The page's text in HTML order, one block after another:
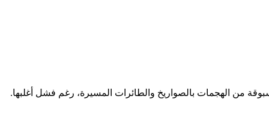
من الهجمات بالصواريخ والطائرات المسيرة، رغم فشل أغلبها.